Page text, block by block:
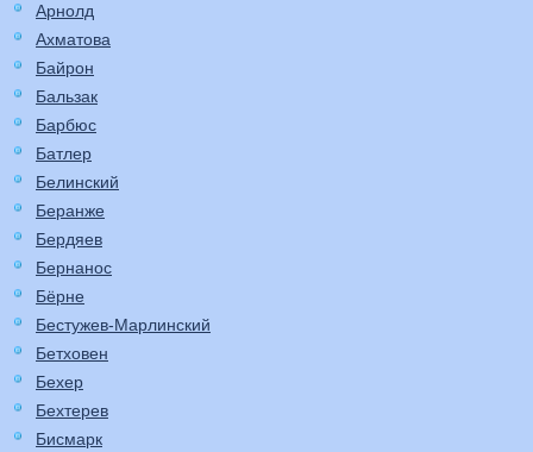
Арнолд
Ахматова
Байрон
Бальзак
Барбюс
Батлер
Белинский
Беранже
Бердяев
Бернанос
Бёрне
Бестужев-Марлинский
Бетховен
Бехер
Бехтерев
Бисмарк